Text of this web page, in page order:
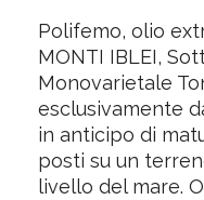
Polifemo, olio
MONTI IBLEI,
Monovarietale
esclusivamente
in anticipo di
posti su un
livello del mare.